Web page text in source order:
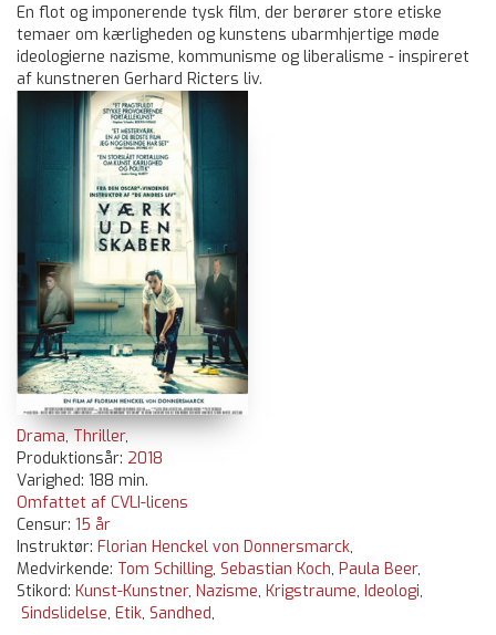
En flot og imponerende tysk film, der berører store etiske
temaer om kærligheden og kunstens ubarmhjertige møde
ideologierne nazisme, kommunisme og liberalisme - inspireret
af kunstneren Gerhard Ricters liv.
Drama,Thriller,
Produktionsår: 2018
Varighed: 188 min.
Omfattet af CVLI-licens
Censur: 15 år
Instruktør: Florian Henckel von Donnersmarck,
Medvirkende: Tom Schilling, Sebastian Koch, Paula Beer,
Stikord: Kunst-Kunstner, Nazisme, Krigstraume, Ideologi,
Sindslidelse, Etik, Sandhed,